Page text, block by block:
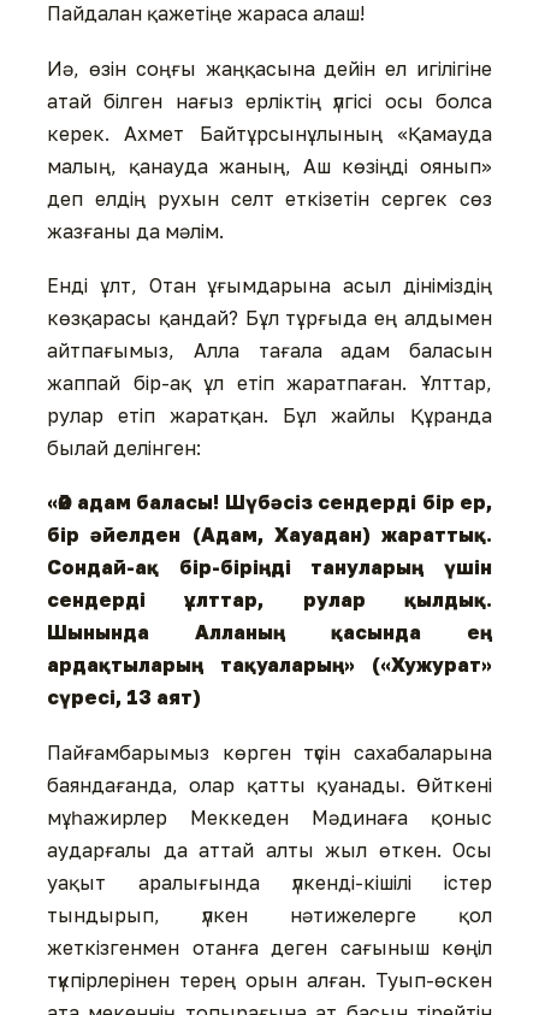
Пайдалан қажетіңе жараса алаш!
Иә, өзін соңғы жаңқасына дейін ел игілігіне
атай білген нағыз ерліктің үлгісі осы болса
керек. Ахмет Байтұрсынұлының «Қамауда
малың, қанауда жаның, Аш көзіңді оянып»
деп елдің рухын селт еткізетін сергек сөз
жазғаны да мәлім.
Енді ұлт, Отан ұғымдарына асыл дініміздің
көзқарасы қандай? Бұл тұрғыда ең алдымен
айтпағымыз, Алла тағала адам баласын
жаппай бір-ақ ұл етіп жаратпаған. Ұлттар,
рулар етіп жаратқан. Бұл жайлы Құранда
былай делінген:
«Әй адам баласы! Шүбәсіз сендерді бір ер,
бір әйелден (Адам, Хауадан) жараттық.
Сондай-ақ бір-біріңді тануларың үшін
сендерді ұлттар, рулар қылдық.
Шынында Алланың қасында ең
ардақтыларың тақуаларың» («Хужурат»
сүресі, 13 аят)
Пайғамбарымыз көрген түсін сахабаларына
баяндағанда, олар қатты қуанады. Өйткені
мұһажирлер Меккеден Мәдинаға қоныс
аударғалы да аттай алты жыл өткен. Осы
уақыт аралығында үлкенді-кішілі істер
тындырып, үлкен нәтижелерге қол
жеткізгенмен отанға деген сағыныш көңіл
түкпірлерінен терең орын алған. Туып-өскен